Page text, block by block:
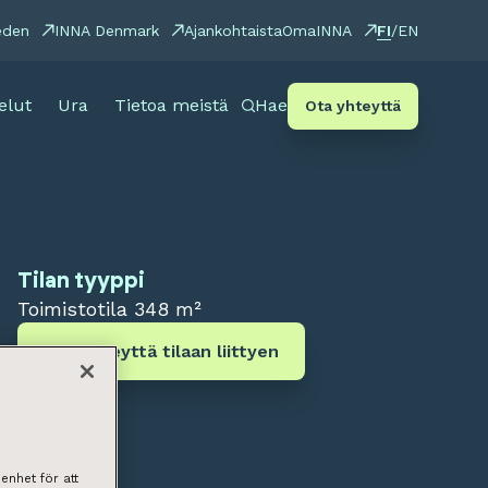
INNA Denmark AjankohtaistaOmaINNA FI/EN
Ura Tietoa meistä Hae Ota yhteyttä
Tilan tyyppi
Toimistotila 348 m²
Ota yhteyttä tilaan liittyen
för att